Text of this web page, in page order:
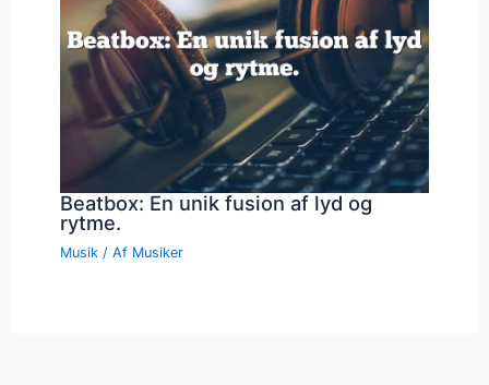
Beatbox: En unik fusion af lyd og
rytme.
Musik / Af Musiker